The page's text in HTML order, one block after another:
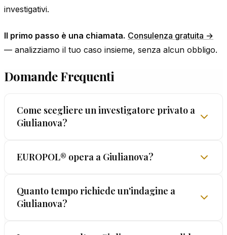
investigativi.
Il primo passo è una chiamata. Consulenza gratuita →
— analizziamo il tuo caso insieme, senza alcun obbligo.
Domande Frequenti
Come scegliere un investigatore privato a
Giulianova?
Scegliere l'investigatore giusto in un centro come
discutibili) o chi non rilascia garanzie scritte.
EUROPOL® opera a Giulianova?
Assolutamente sì. EUROPOL® garantisce
copertura operativa a Giulianova e in tutto
conoscono il territorio dell'Abruzzo e operano in
Quanto tempo richiede un'indagine a
Giulianova?